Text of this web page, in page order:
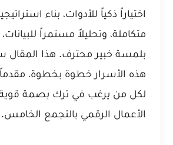
اختياراً ذكياً للأدوات، بناء
متكاملة، وتحليلاً مستمراً
بلمسة خبير محترف. هذا
هذه الأسرار خطوة بخطوة، مقدماً
لكل من يرغب في ترك بصمة
الأعمال الرقمي بالتجمع الخامس.